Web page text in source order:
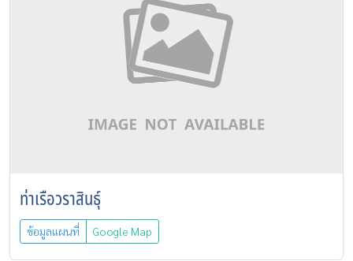
ท่าเรือวราสินธุ์
ข้อมูลแผนที่ Google Map